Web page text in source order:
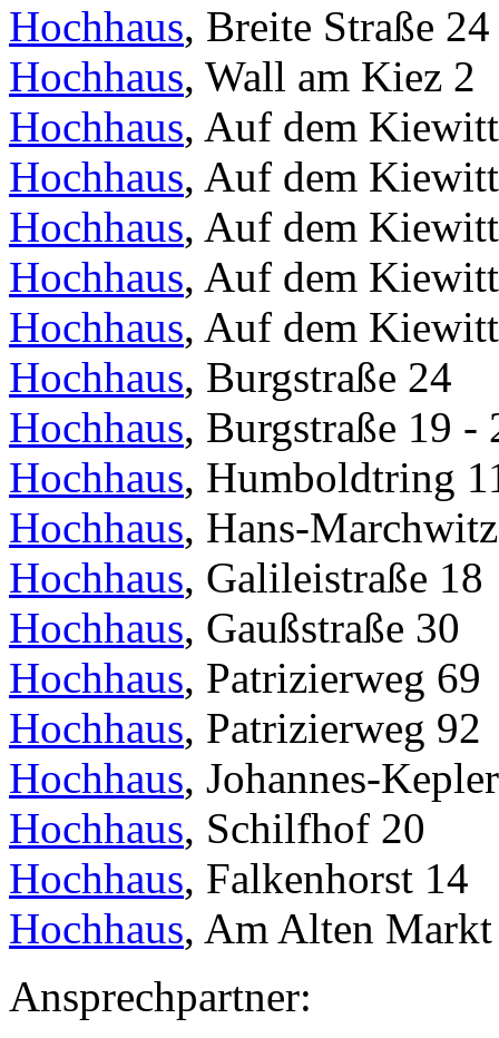
Hochhaus, Breite Straße 24
Hochhaus, Wall am Kiez 2
Hochhaus, Auf dem
Hochhaus, Auf dem
Hochhaus, Auf dem
Hochhaus, Auf dem
Hochhaus, Auf dem
Hochhaus, Burgstraße 24
Hochhaus, Burgstraße 19 -
Hochhaus, Humboldtring
Hochhaus, Hans-
Hochhaus, Galileistraße 18
Hochhaus, Gaußstraße 30
Hochhaus, Patrizierweg 69
Hochhaus, Patrizierweg 92
Hochhaus, Johannes-
Hochhaus, Schilfhof 20
Hochhaus, Falkenhorst 14
Hochhaus, Am Alten
Ansprechpartner: